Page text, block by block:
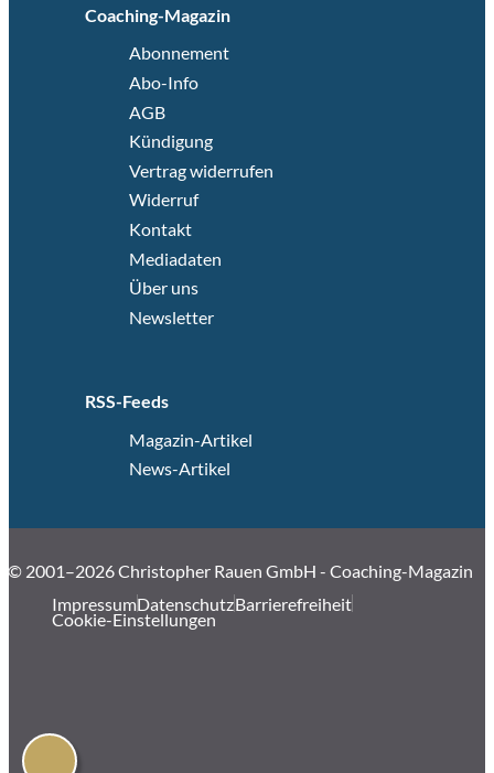
Coaching-Magazin
Abonnement
Abo-Info
AGB
Kündigung
Vertrag widerrufen
Widerruf
Kontakt
Mediadaten
Über uns
Newsletter
RSS-Feeds
Magazin-Artikel
News-Artikel
© 2001–2026 Christopher Rauen GmbH - Coaching-Magazin
ImpressumDatenschutzBarrierefreiheit
Cookie-Einstellungen